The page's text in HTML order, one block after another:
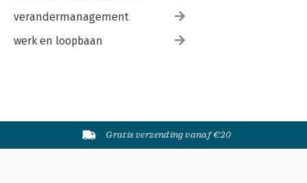
verandermanagement
werk en loopbaan
Gratis verzending vanaf €20